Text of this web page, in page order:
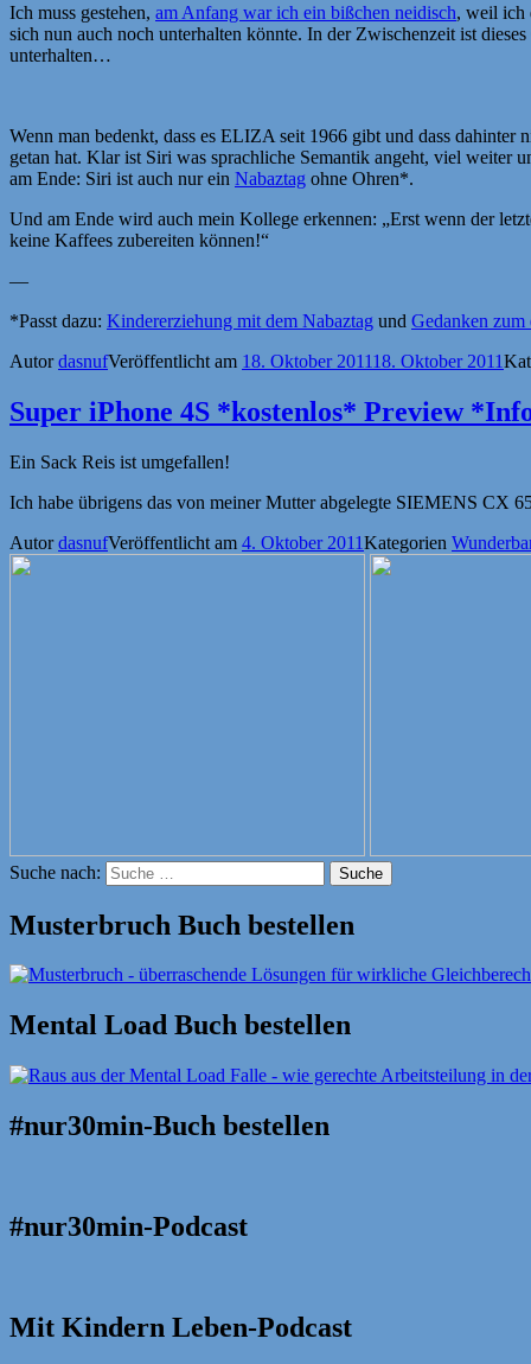
Ich muss gestehen, am Anfang war ich ein bißchen neidisch, weil ich
sich nun auch noch unterhalten könnte. In der Zwischenzeit ist
unterhalten…
Wenn man bedenkt, dass es ELIZA seit 1966 gibt und dass
getan hat. Klar ist Siri was sprachliche Semantik angeht, viel weiter
am Ende: Siri ist auch nur ein Nabaztag ohne Ohren*.
Und am Ende wird auch mein Kollege erkennen: „Erst wenn der
keine Kaffees zubereiten können!“
—
*Passt dazu: Kindererziehung mit dem Nabaztag und Gedanken zum
AutordasnufVeröffentlicht am 18. Oktober 201118. Oktober 2011
Super iPhone 4S *kostenlos* Preview
Ein Sack Reis ist umgefallen!
Ich habe übrigens das von meiner Mutter abgelegte SIEMENS CX
AutordasnufVeröffentlicht am 4. Oktober 2011Kategorien
Suche nach: Suche
Musterbruch Buch bestellen
Mental Load Buch bestellen
#nur30min-Buch bestellen
#nur30min-Podcast
Mit Kindern Leben-Podcast